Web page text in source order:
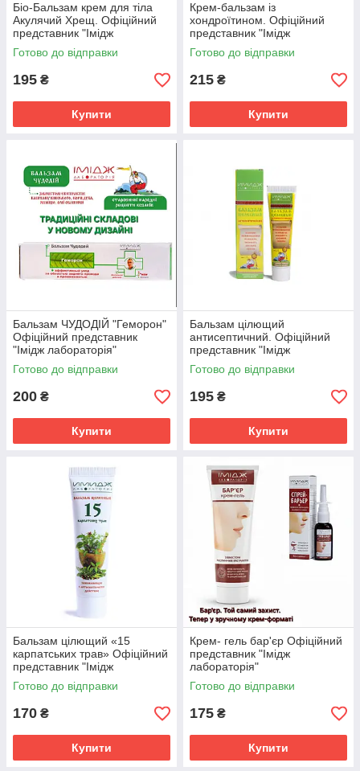
Біо-Бальзам крем для тіла
Акулячий Хрещ. Офіційний
представник "Імідж
лабораторії"
Готово до відправки
195 ₴
Купити
Крем-бальзам із
хондроїтином. Офіційний
представник "Імідж
лабораторії".
Готово до відправки
215 ₴
Купити
Бальзам ЧУДОДІЙ "Геморон"
Офіційний представник
"Імідж лабораторія"
Готово до відправки
200 ₴
Купити
Бальзам цілющий
антисептичний. Офіційний
представник "Імідж
лабораторія"
Готово до відправки
195 ₴
Купити
Бальзам цілющий «15
карпатських трав» Офіційний
представник "Імідж
лабораторія"
Готово до відправки
170 ₴
Купити
Крем- гель бар'єр Офіційний
представник "Імідж
лабораторія"
Готово до відправки
175 ₴
Купити